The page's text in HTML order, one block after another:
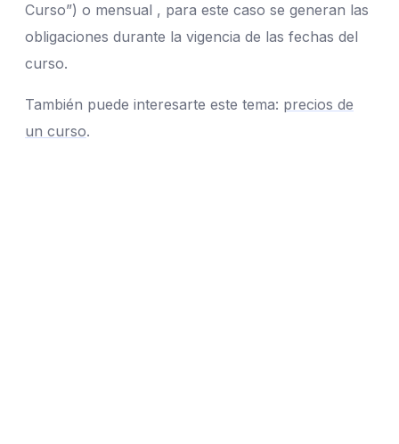
Curso”) o mensual , para este caso se generan las
obligaciones durante la vigencia de las fechas del
curso.
También puede interesarte este tema: precios de
un curso.